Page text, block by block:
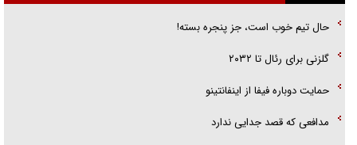
اهل خدمت بی‌منت بود
حال تیم خوب است، جز پنجره بسته!
گلزنی برای رئال تا ۲۰۳۲
حمایت دوباره فیفا از اینفانتینو
مدافعی که قصد جدایی ندارد